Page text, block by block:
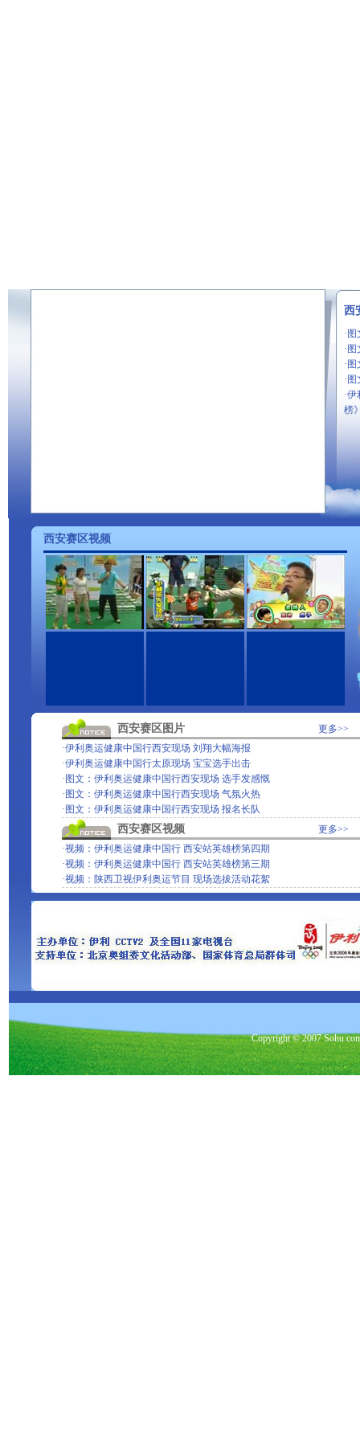
西
· 图
· 图
· 图
· 图
·伊
榜
西安赛区视频
西安赛区图片
更多>>
·伊利奥运健康中国行西安现场 刘翔大幅海报
·伊利奥运健康中国行太原现场 宝宝选手出击
· 图文：伊利奥运健康中国行西安现场 选手发感慨
· 图文：伊利奥运健康中国行西安现场 气氛火热
· 图文：伊利奥运健康中国行西安现场 报名长队
西安赛区视频
更多>>
·视频：伊利奥运健康中国行 西安站英雄榜第四期
·视频：伊利奥运健康中国行 西安站英雄榜第三期
·视频：陕西卫视伊利奥运节目 现场选拔活动花絮
Copyright © 2007